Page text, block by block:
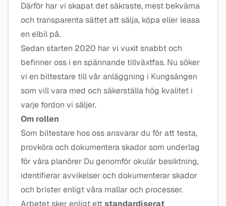
Därför har vi skapat det säkraste, mest bekväma
och transparenta sättet att sälja, köpa eller leasa
en elbil på.
Sedan starten 2020 har vi vuxit snabbt och
befinner oss i en spännande tillväxtfas. Nu söker
vi en biltestare till vår anläggning i Kungsängen
som vill vara med och säkerställa hög kvalitet i
varje fordon vi säljer.
Om rollen
Som biltestare hos oss ansvarar du för att testa,
provköra och dokumentera skador som underlag
för våra planörer Du genomför okulär besiktning,
identifierar avvikelser och dokumenterar skador
och brister enligt våra mallar och processer.
Arbetet sker enligt ettstandardiserat